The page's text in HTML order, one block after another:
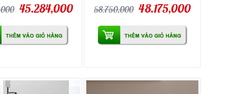
45.284,000 58.750,000 48.175,000